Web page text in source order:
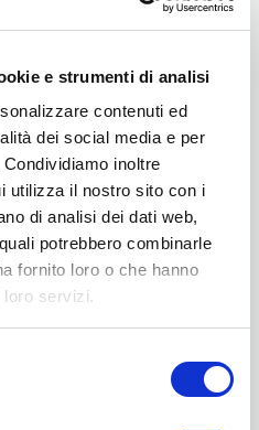
e strumenti di analisi
contenuti ed
dei social media e per
inoltre
utilizza il nostro sito con i
di analisi dei dati web,
potrebbero combinarle
fornito loro o che hanno
servizi.